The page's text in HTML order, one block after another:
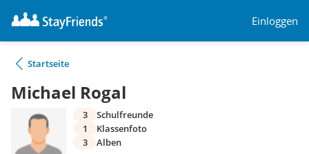
Einloggen
Startseite
Michael Rogal
3
Schulfreunde
1
Klassenfoto
3
Alben